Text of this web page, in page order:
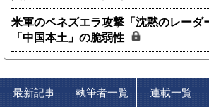
米軍のベネズエラ攻撃「沈黙のレーダ
「中国本土」の脆弱性
最新記事 執筆者一覧 連載一覧